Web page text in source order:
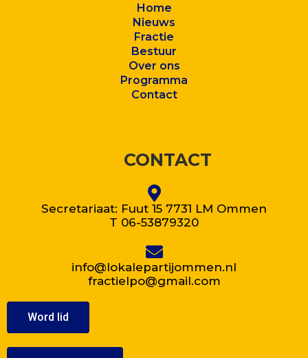
Home
Nieuws
Fractie
Bestuur
Over ons
Programma
Contact
CONTACT
Secretariaat: Fuut 15 7731 LM Ommen
T 06-53879320
info@lokalepartijommen.nl
fractielpo@gmail.com
Word lid